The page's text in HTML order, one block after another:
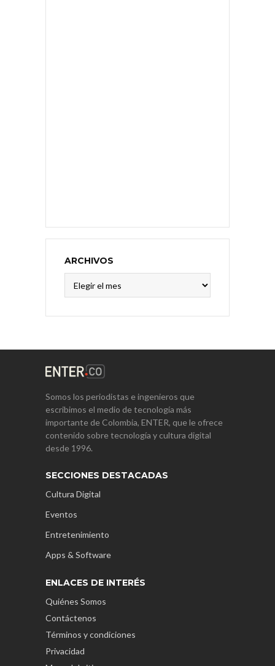
ARCHIVOS
Somos los periodistas e ingenieros que
escribimos el medio de tecnología más
importante de Colombia, ENTER, que le ofrece
contenido sobre tecnología y cultura digital
desde 1996.
SECCIONES DESTACADAS
Cultura Digital
Eventos
Entretenimiento
Apps & Software
ENLACES DE INTERÉS
Quiénes Somos
Contáctenos
Términos y condiciones
Privacidad